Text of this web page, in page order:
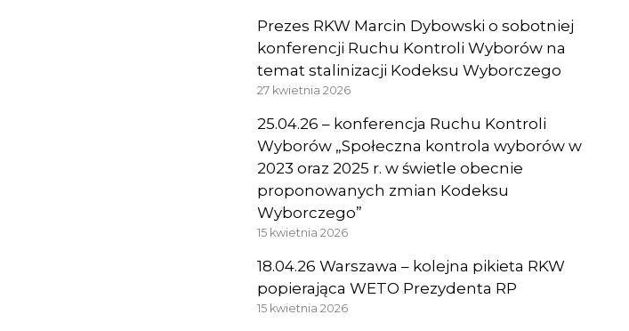
Prezes RKW Marcin Dybowski o sobotniej
konferencji Ruchu Kontroli Wyborów na
temat stalinizacji Kodeksu Wyborczego
27 kwietnia 2026
25.04.26 – konferencja Ruchu Kontroli
Wyborów „Społeczna kontrola wyborów w
2023 oraz 2025 r. w świetle obecnie
proponowanych zmian Kodeksu
Wyborczego”
15 kwietnia 2026
18.04.26 Warszawa – kolejna pikieta RKW
popierająca WETO Prezydenta RP
15 kwietnia 2026